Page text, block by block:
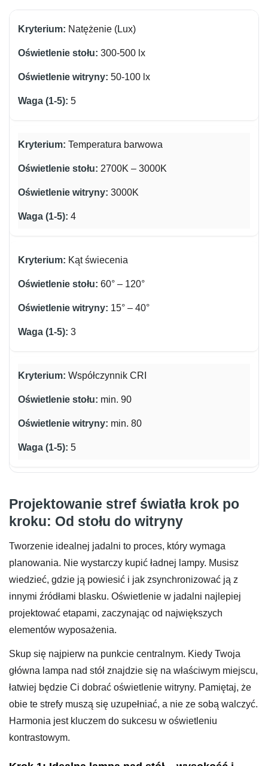
Natężenie (Lux)
300-500 lx
50-100 lx
5
Temperatura barwowa
2700K – 3000K
3000K
4
Kąt świecenia
60° – 120°
15° – 40°
3
Współczynnik CRI
min. 90
min. 80
5
Projektowanie stref światła krok po
kroku: Od stołu do witryny
Tworzenie idealnej jadalni to proces, który wymaga
planowania. Nie wystarczy kupić ładnej lampy. Musisz
wiedzieć, gdzie ją powiesić i jak zsynchronizować ją z
innymi źródłami blasku. Oświetlenie w jadalni najlepiej
projektować etapami, zaczynając od największych
elementów wyposażenia.
Skup się najpierw na punkcie centralnym. Kiedy Twoja
główna lampa nad stół znajdzie się na właściwym miejscu,
łatwiej będzie Ci dobrać oświetlenie witryny. Pamiętaj, że
obie te strefy muszą się uzupełniać, a nie ze sobą walczyć.
Harmonia jest kluczem do sukcesu w oświetleniu
kontrastowym.